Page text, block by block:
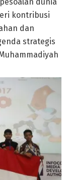
kontribusi
dan
strategis